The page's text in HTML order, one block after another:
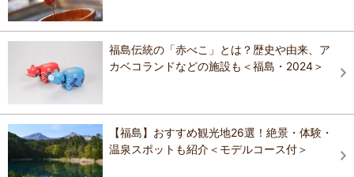
福島伝統の「赤べこ」とは？歴史や由来、ア
カベコランドなどの施設も＜福島・2024＞
【福島】おすすめ観光地26選！絶景・体験・
温泉スポットも紹介＜モデルコース付＞